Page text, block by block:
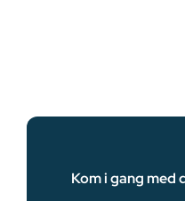
Kom i gang med